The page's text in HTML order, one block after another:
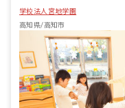
学校法人宮地学園
高知県/高知市